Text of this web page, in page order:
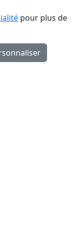
pour plus de